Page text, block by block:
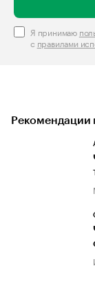
Я принимаю
с правилами
Рекомендации